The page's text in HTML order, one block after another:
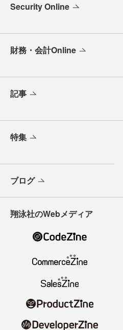
Security Online
財務・会計Online
記事
特集
ブログ
翔泳社のWebメディア